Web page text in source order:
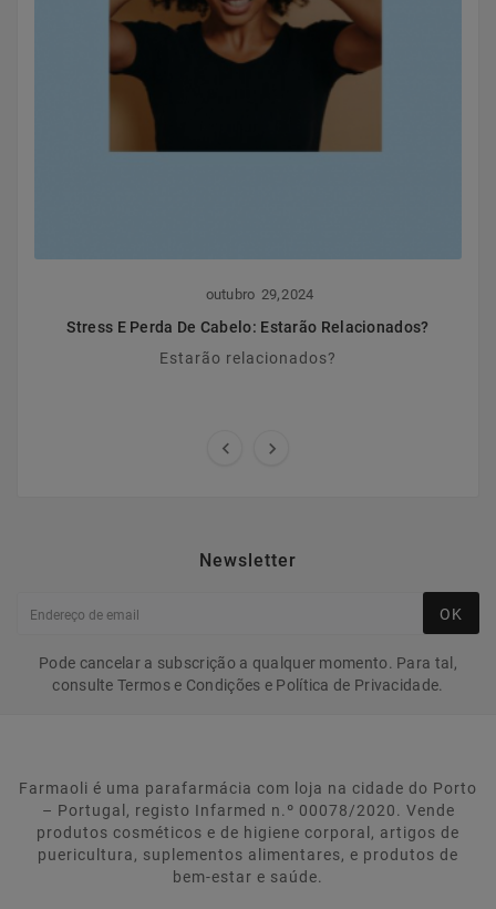
outubro 29, 2024
Stress E Perda De Cabelo: Estarão Relacionados?
Estarão relacionados?
 
Newsletter
OK
Pode cancelar a subscrição a qualquer momento. Para tal,
consulte Termos e Condições e Política de Privacidade.
Farmaoli é uma parafarmácia com loja na cidade do Porto
– Portugal, registo Infarmed n.º 00078/2020. Vende
produtos cosméticos e de higiene corporal, artigos de
puericultura, suplementos alimentares, e produtos de
bem-estar e saúde.